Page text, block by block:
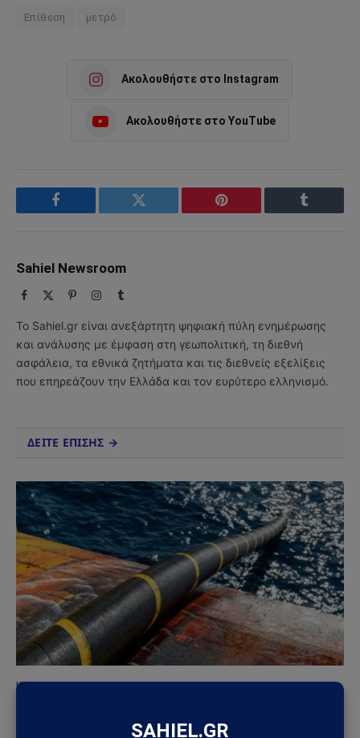
Επίθεση μετρό
Ακολουθήστε στο Instagram
Ακολουθήστε στο YouTube
Facebook Twitter Pinterest Tumblr
Sahiel Newsroom
Facebook PinterestInstagram
Tumblr
Το Sahiel.gr είναι ανεξάρτητη ψηφιακή πύλη ενημέρωσης
και ανάλυσης με έμφαση στη γεωπολιτική, τη διεθνή
ασφάλεια, τα εθνικά ζητήματα και τις διεθνείς εξελίξεις
που επηρεάζουν την Ελλάδα και τον ευρύτερο ελληνισμό.
ΔΕΙΤΕ ΕΠΙΣΗΣ →
ΚΎΠΡΟΣ
Meridiam παίρνει τον έλεγχο του GSI – Η Γαλλία